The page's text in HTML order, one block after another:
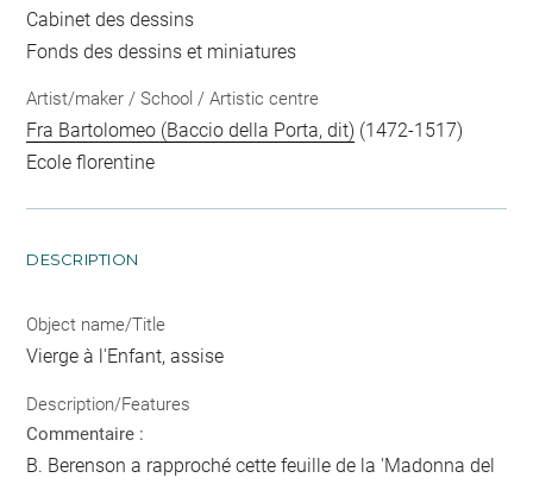
Cabinet des dessins
Fonds des dessins et miniatures
Artist/maker / School / Artistic centre
Fra Bartolomeo (Baccio della Porta, dit) (1472-1517)
Ecole florentine
DESCRIPTION
Object name/Title
Vierge à l'Enfant, assise
Description/Features
Commentaire :
B. Berenson a rapproché cette feuille de la 'Madonna del